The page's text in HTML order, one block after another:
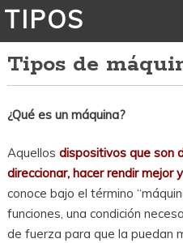
TIPOS
Tipos de
¿Qué es un máquina?
Aquellos dispositivos que son
direccionar, hacer rendir mejor
conoce bajo el término
funciones, una condición
de fuerza para que la puedan